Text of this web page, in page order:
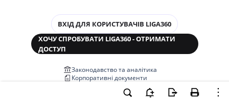
ВХІД ДЛЯ КОРИСТУВАЧІВ LIGA360
ХОЧУ СПРОБУВАТИ LIGA360 - ОТРИМАТИ
ДОСТУП
Законодавство та аналітика
Корпоративні документи
Перевірка компаній та персон
Медіааналіз та репутація